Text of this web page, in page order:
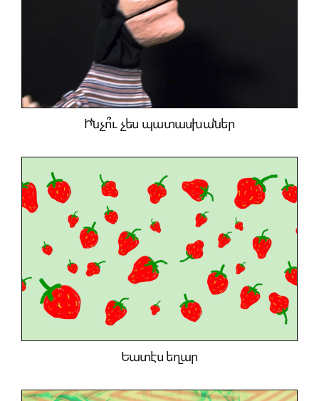
Ինչո՞ւ չես պատասխաներ
Եատէս եղար